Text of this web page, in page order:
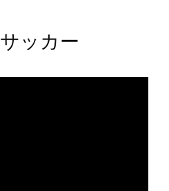
サッカー